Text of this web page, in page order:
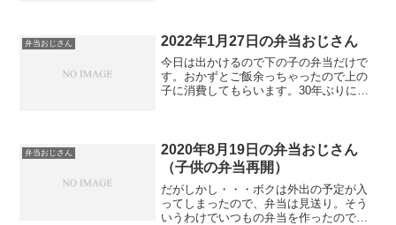
弁当おじさん 2022年1月27日の弁当おじさん
今日は出かけるので下の子の弁当だけで
す。おかずとご飯余っちゃったので上の
子に消費してもらいます。30年ぶりに足
弁当おじさん
2020年8月19日の弁当おじさん
（子供の弁当再開）
だがしかし・・・ボクは外出の予定が入
ってしまったので、弁当は見送り。そう
いうわけでいつもの弁当を作ったのです